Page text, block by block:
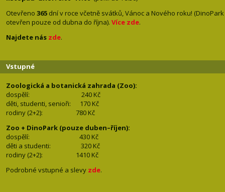
Otevřeno 365 dní v roce včetně svátků, Vánoc a Nového roku! (DinoPark
otevřen pouze od dubna do října). Více zde.
Najdete nás zde.
Vstupné
Zoologická a botanická zahrada (Zoo):
dospělí:
240 Kč
děti, studenti, senioři: 170 Kč
rodiny (2+2): 780 Kč
Zoo + DinoPark (pouze duben–říjen):
dospělí: 430 Kč
děti a studenti: 320 Kč
rodiny (2+2): 1410 Kč
Podrobné vstupné a slevy zde.